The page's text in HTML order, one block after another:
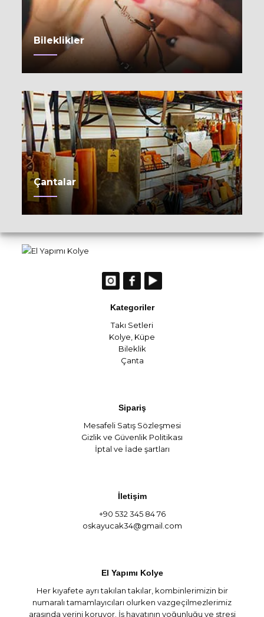
Bileklikler
Çantalar
Kategoriler
Takı Setleri
Kolye Küpe
Bileklik
Çanta
Sipariş
Mesafeli Satış Sözleşmesi
Gizlik ve Güvenlik Politikası
İptal ve İade şartları
İletişim
+90 532 345 84 76
oskayucak34@gmail.com
El Yapımı Kolye
Her kıyafete ayrı takılan takılar, kombinlerimizin bir
numaralı tamamlayıcıları olurken vazgeçilmezlerimiz
arasında yerini koruyor. İş hayatının yoğunluğu ve stresi